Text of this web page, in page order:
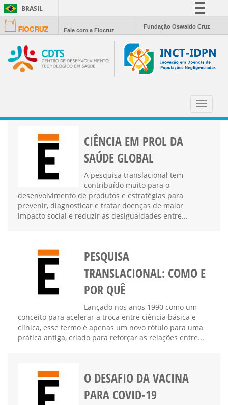
BRASIL
Simplifique!
Participe
Acesso à informação
Fale com a Fiocruz
Fundação Oswaldo Cruz
Toggle
CIÊNCIA EM PROL DA
SAÚDE GLOBAL
A pesquisa translacional tem
contribuído muito para o
desenvolvimento de produtos e estratégias para
prevenir, diagnosticar e tratar doenças de maior
impacto social e reduzir as desigualdades entre...
PESQUISA
TRANSLACIONAL: COMO E
POR QUÊ
Lançado nos anos 1990 como um
conceito para acelerar a troca entre ciência básica e
clínica, esse termo é apenas um novo rótulo para uma
prática antiga, criado para reforçar as relações entre...
O DESAFIO DA VACINA
PARA COVID-19